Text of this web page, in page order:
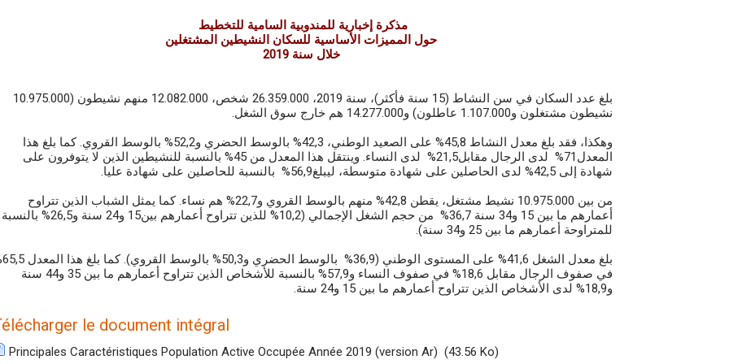
مذكرة إخبارية للمندوبية السامية للتخطيط
حول المميزات الأساسية للسكان النشيطين المشتغلين
خلال سنة 2019
بلغ عدد السكان في سن النشاط (15 سنة فأكثر)، سنة 2019، 26.359.000 شخص، 12.082.000 منهم نشيطون (10.975.000
نشيطون مشتغلون و1.107.000 عاطلون) و14.277.000 هم خارج سوق الشغل.
وهكذا، فقد بلغ معدل النشاط 45,8% على الصعيد الوطني، 42,3% بالوسط الحضري و52,2% بالوسط القروي. كما بلغ هذا
المعدل71% لدى الرجال مقابل21,5% لدى النساء. وينتقل هذا المعدل من 45% بالنسبة للنشيطين الذين لا يتوفرون على
شهادة إلى 42,5% لدى الحاصلين على شهادة متوسطة، ​​ليبلغ56,9% بالنسبة للحاصلين على شهادة عليا.
من بين 10.975.000 نشيط مشتغل، يقطن 42,8% منهم بالوسط القروي و22,7% هم نساء. كما يمثل الشباب الذين تتراوح
أعمارهم ما بين 15 و34 سنة 36,7% من حجم الشغل الإجمالي (10,2% للذين تتراوح أعمارهم بين15 و24 سنة و26,5% بالنسبة
للمتراوحة أعمارهم ما بين 25 و34 سنة).
بلغ معدل الشغل
في صفوف الرجال مقابل 18,6% في صفوف النساء و57,9% بالنسبة للأشخاص الذين تتراوح أعمارهم ما بين 35 و44 سنة
و18,9% لدى الأشخاص الذين تتراوح أعمارهم ما بين 15 و24 سنة.
le document intégral
Principales Caractéristiques Population Active Occupée Année 2019 (version Ar) (43.56 Ko)